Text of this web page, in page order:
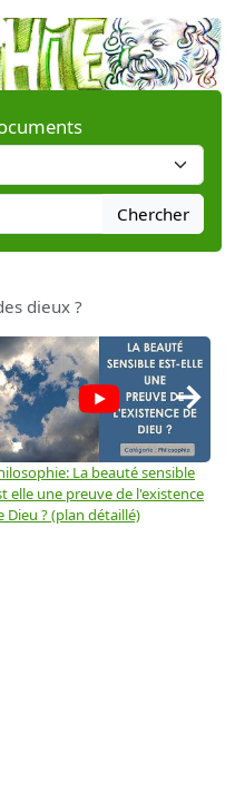
Chercher
dieux ?
La beauté sensible
elle une preuve de l'existence
Dieu ? (plan détaillé)
→